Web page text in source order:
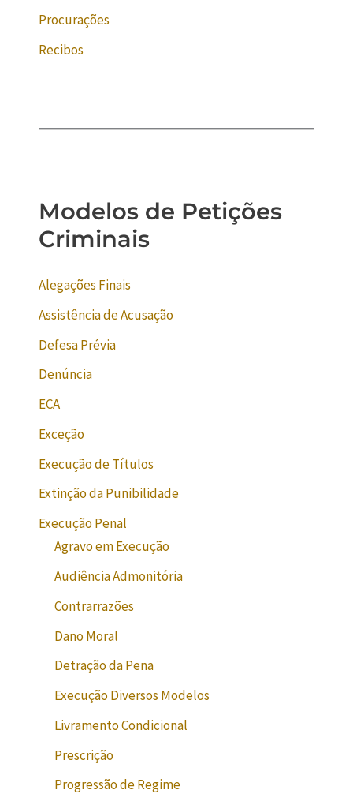
Procurações
Recibos
Modelos de Petições
Criminais
Alegações Finais
Assistência de Acusação
Defesa Prévia
Denúncia
ECA
Exceção
Execução de Títulos
Extinção da Punibilidade
Execução Penal
Agravo em Execução
Audiência Admonitória
Contrarrazões
Dano Moral
Detração da Pena
Execução Diversos Modelos
Livramento Condicional
Prescrição
Progressão de Regime